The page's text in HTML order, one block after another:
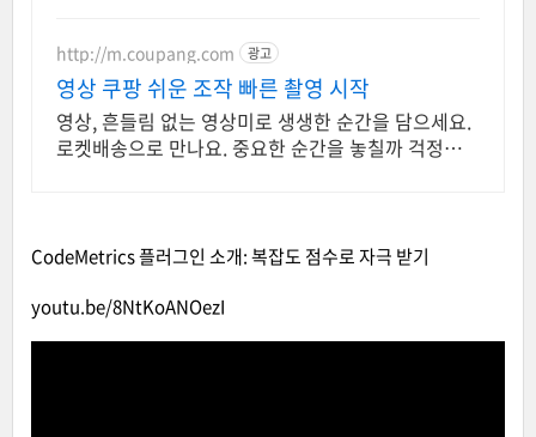
지보수 보장/24시간 상담
http://m.coupang.com 광고
영상 쿠팡 쉬운 조작 빠른 촬영 시작
영상, 흔들림 없는 영상미로 생생한 순간을 담으세요.
로켓배송으로 만나요. 중요한 순간을 놓칠까 걱정이라
CodeMetrics 플러그인 소개: 복잡도 점수로 자극 받기
youtu.be/8NtKoANOezI